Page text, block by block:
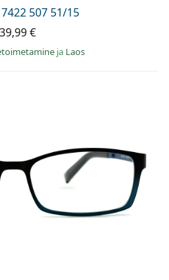
507 51/15
€
ja Laos